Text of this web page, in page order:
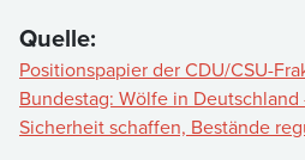
Quelle:
Positionspapier der CDU/CSU-
Bundestag: Wölfe in
Sicherheit schaffen, Bestände